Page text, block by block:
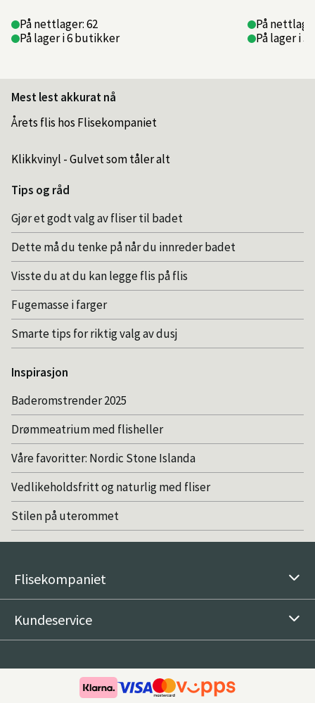
På nettlager: 62
På lager i 6 butikker
På
På lager i
Mest lest akkurat nå
Årets flis hos Flisekompaniet
Klikkvinyl - Gulvet som tåler alt
Tips og råd
Gjør et godt valg av fliser til badet
Dette må du tenke på når du innreder badet
Visste du at du kan legge flis på flis
Fugemasse i farger
Smarte tips for riktig valg av dusj
Inspirasjon
Baderomstrender 2025
Drømmeatrium med flisheller
Våre favoritter: Nordic Stone Islanda
Vedlikeholdsfritt og naturlig med fliser
Stilen på uterommet
Flisekompaniet
Kundeservice